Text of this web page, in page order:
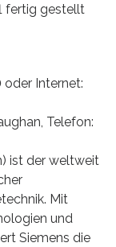
fertig gestellt
oder Internet:
Telefon:
ist der weltweit
Mit
und
Siemens die